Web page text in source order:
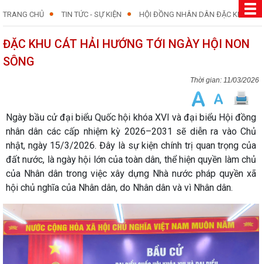
TRANG CHỦ TIN TỨC - SỰ KIỆN HỘI ĐỒNG NHÂN DÂN ĐẶC KHU
ĐẶC KHU CÁT HẢI HƯỚNG TỚI NGÀY HỘI NON
SÔNG
11/03/2026
Ngày bầu cử đại biểu Quốc hội khóa XVI và đại biểu Hội đồng
nhân dân các cấp nhiệm kỳ 2026–2031 sẽ diễn ra vào Chủ
nhật, ngày 15/3/2026. Đây là sự kiện chính trị quan trọng của
đất nước, là ngày hội lớn của toàn dân, thể hiện quyền làm chủ
của Nhân dân trong việc xây dựng Nhà nước pháp quyền xã
hội chủ nghĩa của Nhân dân, do Nhân dân và vì Nhân dân.